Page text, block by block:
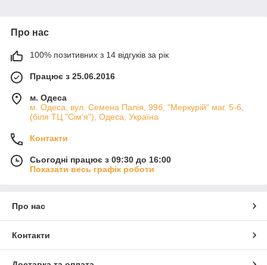
Про нас
100% позитивних з 14 відгуків за рік
Працює з 25.06.2016
м. Одеса
м. Одеса, вул. Семена Палія, 99б, "Меркурій" маг. 5-6,
(біля ТЦ "Сім'я"), Одеса, Україна
Контакти
Сьогодні працює з 09:30 до 16:00
Показати весь графік роботи
Про нас
Контакти